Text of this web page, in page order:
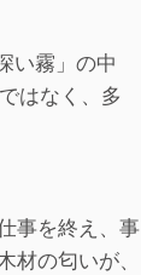
い霧」の中
はなく、多
事を終え、事
の匂いが、